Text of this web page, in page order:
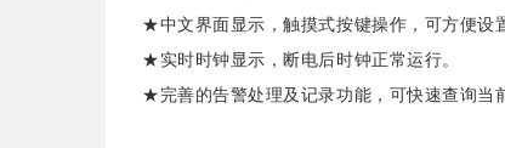
★中文界面显示，触摸式按键操作，可方便设
★实时时钟显示，断电后时钟正常运行。
★完善的告警处理及记录功能，可快速查询当